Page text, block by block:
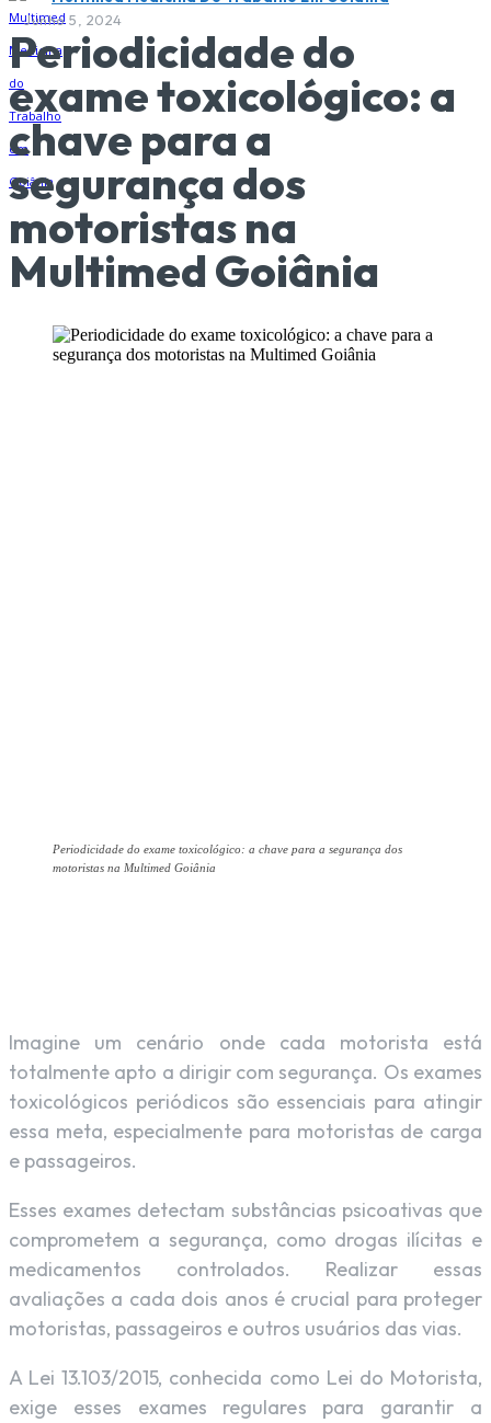
Junho 5, 2024
Periodicidade do
exame toxicológico: a
chave para a
segurança dos
motoristas na
Multimed Goiânia
Periodicidade do exame toxicológico: a chave para a segurança dos
motoristas na Multimed Goiânia
Imagine um cenário onde cada motorista está
totalmente apto a dirigir com segurança. Os exames
toxicológicos periódicos são essenciais para atingir
essa meta, especialmente para motoristas de carga
e passageiros.
Esses exames detectam substâncias psicoativas que
comprometem a segurança, como drogas ilícitas e
medicamentos controlados. Realizar essas
avaliações a cada dois anos é crucial para proteger
motoristas, passageiros e outros usuários das vias.
A Lei 13.103/2015, conhecida como Lei do Motorista,
exige esses exames regulares para garantir a